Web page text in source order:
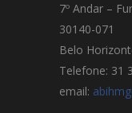
7º Andar –
30140-071
Belo
Telefone: 31
email: